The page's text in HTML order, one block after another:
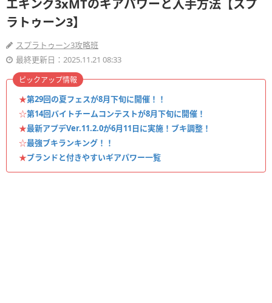
エギング3xMTのギアパワーと入手方法【スプ
ラトゥーン3】
スプラトゥーン3攻略班
最終更新日：2025.11.21 08:33
★第29回の夏フェスが8月下旬に開催！！
☆第14回バイトチームコンテストが8月下旬に開催！
★最新アプデVer.11.2.0が6月11日に実施！ブキ調整！
☆最強ブキランキング！！
★ブランドと付きやすいギアパワー一覧
ピックアップ情報